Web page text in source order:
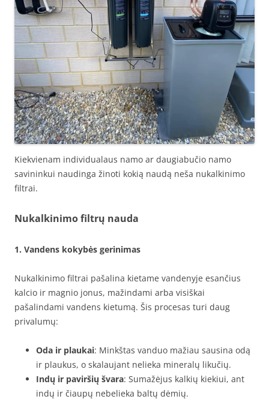
Kiekvienam individualaus namo ar daugiabučio namo
savininkui naudinga žinoti kokią naudą neša nukalkinimo
filtrai.
Nukalkinimo filtrų nauda
1. Vandens kokybės gerinimas
Nukalkinimo filtrai pašalina kietame vandenyje esančius
kalcio ir magnio jonus, mažindami arba visiškai
pašalindami vandens kietumą. Šis procesas turi daug
privalumų:
Oda ir plaukai: Minkštas vanduo mažiau sausina odą
ir plaukus, o skalaujant nelieka mineralų likučių.
Indų ir paviršių švara: Sumažėjus kalkių kiekiui, ant
indų ir čiaupų nebelieka baltų dėmių.